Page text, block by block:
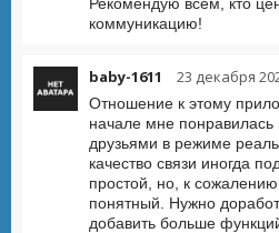
коммуникацию!
baby-1611 23 декабря
Отношение к этому
начале мне
друзьями в режиме
качество связи иногда
простой, но, к
понятный. Нужно
добавить больше